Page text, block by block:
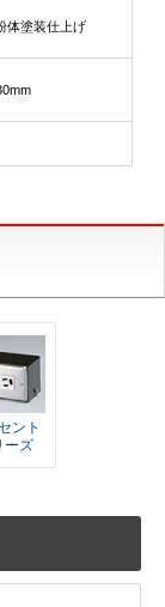
体塗装仕上げ
ント
ーズ